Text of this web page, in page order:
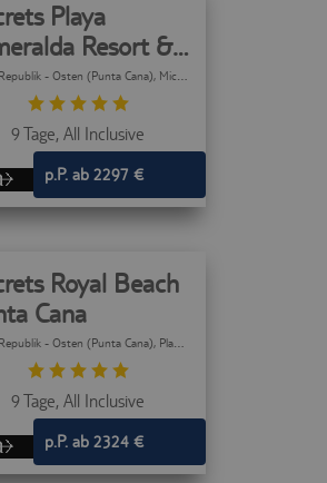
Playa
Resort &
- Osten (Punta Cana), Miches
9 Tage, All Inclusive
p.P. ab 2297 €
Royal Beach
Cana
- Osten (Punta Cana), Playa Bavaro (Punta Cana)
9 Tage, All Inclusive
p.P. ab 2324 €